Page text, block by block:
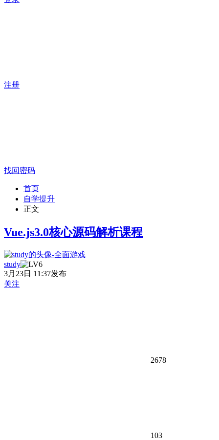
注册
找回密码
首页
自学提升
正文
Vue.js3.0核心源码解析课程
study
3月23日 11:37发布
关注
2678
103